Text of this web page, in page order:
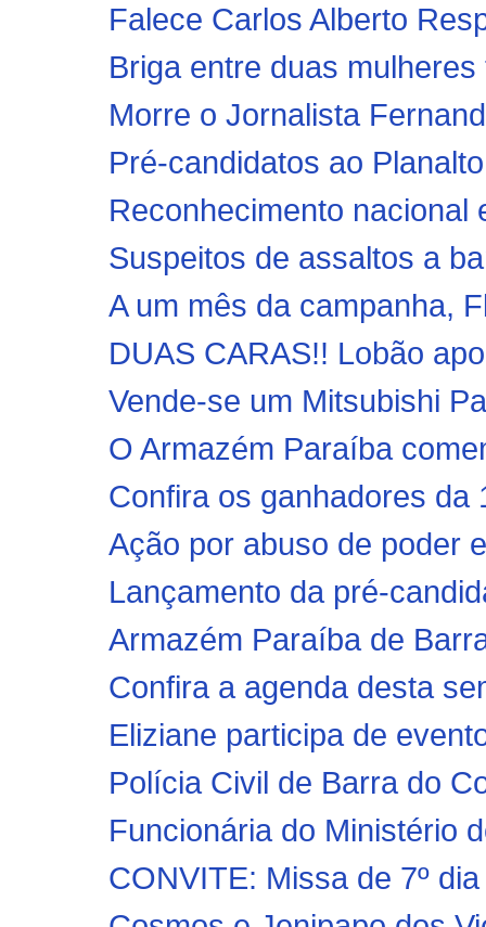
Falece Carlos Alberto
Briga entre duas
Morre o Jornalista
Pré-candidatos ao
Reconhecimento nacional
Suspeitos de assaltos a
A um mês da campanha,
DUAS CARAS!! Lobão
Vende-se um Mitsubishi
O Armazém Paraíba
Confira os ganhadores da
Ação por abuso de poder
Lançamento da pré-
Armazém Paraíba de
Confira a agenda desta
Eliziane participa de
Polícia Civil de Barra do
Funcionária do Ministério
CONVITE: Missa de 7º